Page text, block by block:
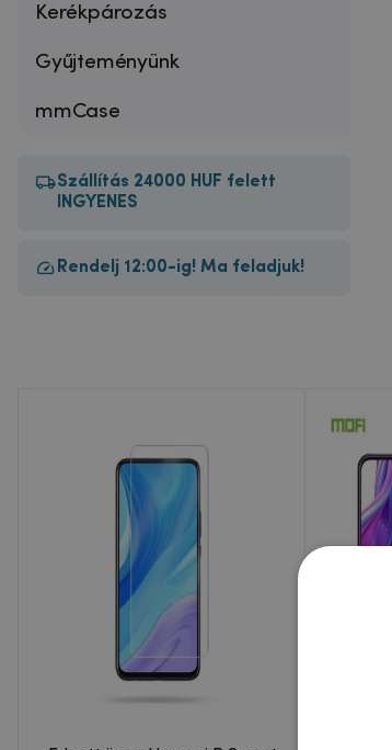
Kerékpározás
Gyűjteményünk
mmCase
Szállítás 24000 HUF felett
INGYENES
Rendelj 12:00-ig! Ma feladjuk!